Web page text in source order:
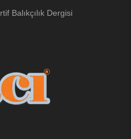
Balıkçılık Dergisi